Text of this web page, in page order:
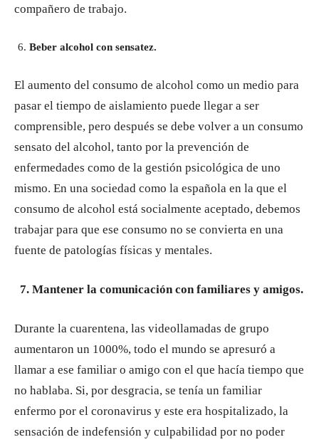
compañero de trabajo.
Beber alcohol con sensatez.
El aumento del consumo de alcohol como un medio para
pasar el tiempo de aislamiento puede llegar a ser
comprensible, pero después se debe volver a un consumo
sensato del alcohol, tanto por la prevención de
enfermedades como de la gestión psicológica de uno
mismo. En una sociedad como la española en la que el
consumo de alcohol está socialmente aceptado, debemos
trabajar para que ese consumo no se convierta en una
fuente de patologías físicas y mentales.
7. Mantener la comunicación con familiares y amigos.
Durante la cuarentena, las videollamadas de grupo
aumentaron un 1000%, todo el mundo se apresuró a
llamar a ese familiar o amigo con el que hacía tiempo que
no hablaba. Si, por desgracia, se tenía un familiar
enfermo por el coronavirus y este era hospitalizado, la
sensación de indefensión y culpabilidad por no poder